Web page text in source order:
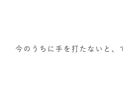
今のうちに手を打たないと、